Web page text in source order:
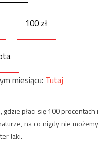
100 zł
miesiącu: Tutaj
płaci się 100 procentach i
na co nigdy nie możemy
Jaki.